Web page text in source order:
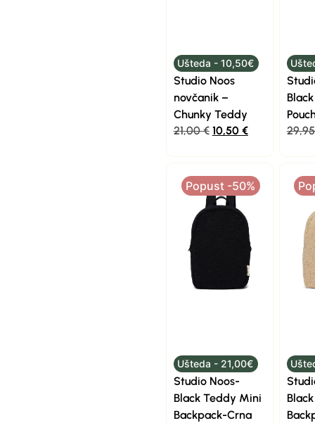
Ušteda - 10,50€
Studio Noos
novčanik –
Chunky Teddy
21,00€ 10,50 €
Popust -50%
Ušteda - 21,00€
Studio Noos-
Black Teddy Mini
Backpack-Crna